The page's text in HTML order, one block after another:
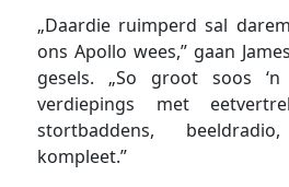
„Daardie ruimperd sal
ons Apollo wees,” gaan
gesels. „So groot soos
verdiepings met
stortbaddens,
kompleet.”